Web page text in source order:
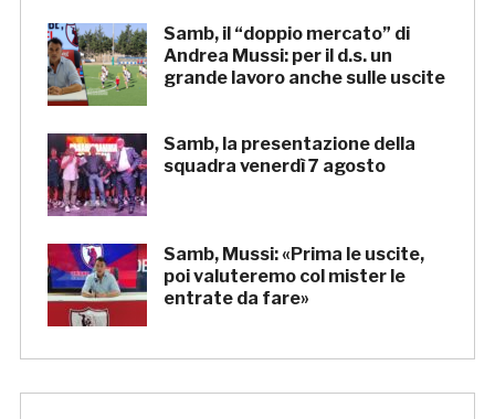
Samb, il “doppio mercato” di
Andrea Mussi: per il d.s. un
grande lavoro anche sulle uscite
Samb, la presentazione della
squadra venerdì 7 agosto
Samb, Mussi: «Prima le uscite,
poi valuteremo col mister le
entrate da fare»